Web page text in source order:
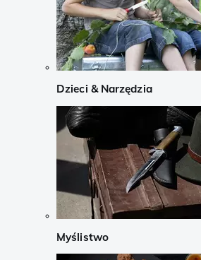
Dzieci & Narzędzia
Myślistwo